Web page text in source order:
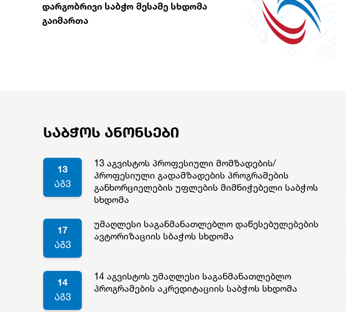
დარგობრივი საბჭო მესამე სხდომა
გაიმართა
საბჭოს ანონსები
13
აგვ
13 აგვისტოს პროფესიული მომზადების/
პროფესიული გადამზადების პროგრამების
განხორციელების უფლების მიმნიჭებელი საბჭოს
სხდომა
17
აგვ
უმაღლესი საგანმანათლებლო დაწესებულებების
ავტორიზაციის სბაჭოს სხდომა
14
აგვ
14 აგვისტოს უმაღლესი საგანმანათლებლო
პროგრამების აკრედიტაციის საბჭოს სხდომა